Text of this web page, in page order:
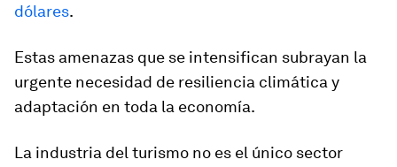
dólares.
Estas amenazas que se intensifican subrayan la
urgente necesidad de resiliencia climática y
adaptación en toda la economía.
La industria del turismo no es el único sector